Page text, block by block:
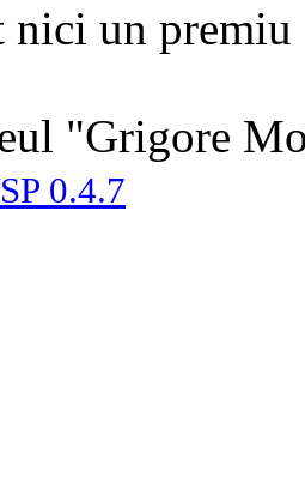
nici un premiu
"Grigore
0.4.7